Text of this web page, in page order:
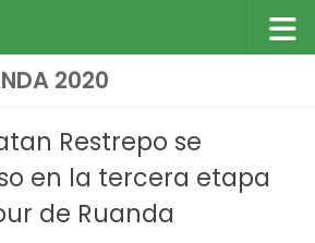
2020
Restrepo se
en la tercera etapa
de Ruanda